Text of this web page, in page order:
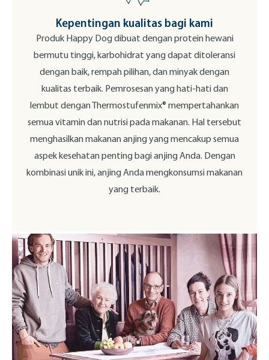
Kepentingan kualitas bagi kami
Produk Happy Dog dibuat dengan protein hewani
bermutu tinggi, karbohidrat yang dapat ditoleransi
dengan baik, rempah pilihan, dan minyak dengan
kualitas terbaik. Pemrosesan yang hati-hati dan
lembut dengan Thermostufenmix® mempertahankan
semua vitamin dan nutrisi pada makanan. Hal tersebut
menghasilkan makanan anjing yang mencakup semua
aspek kesehatan penting bagi anjing Anda. Dengan
kombinasi unik ini, anjing Anda mengkonsumsi makanan
yang terbaik.